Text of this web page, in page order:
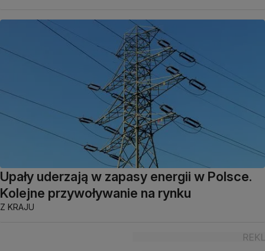
Upały uderzają w zapasy energii w Polsce.
Kolejne przywoływanie na rynku
Z KRAJU